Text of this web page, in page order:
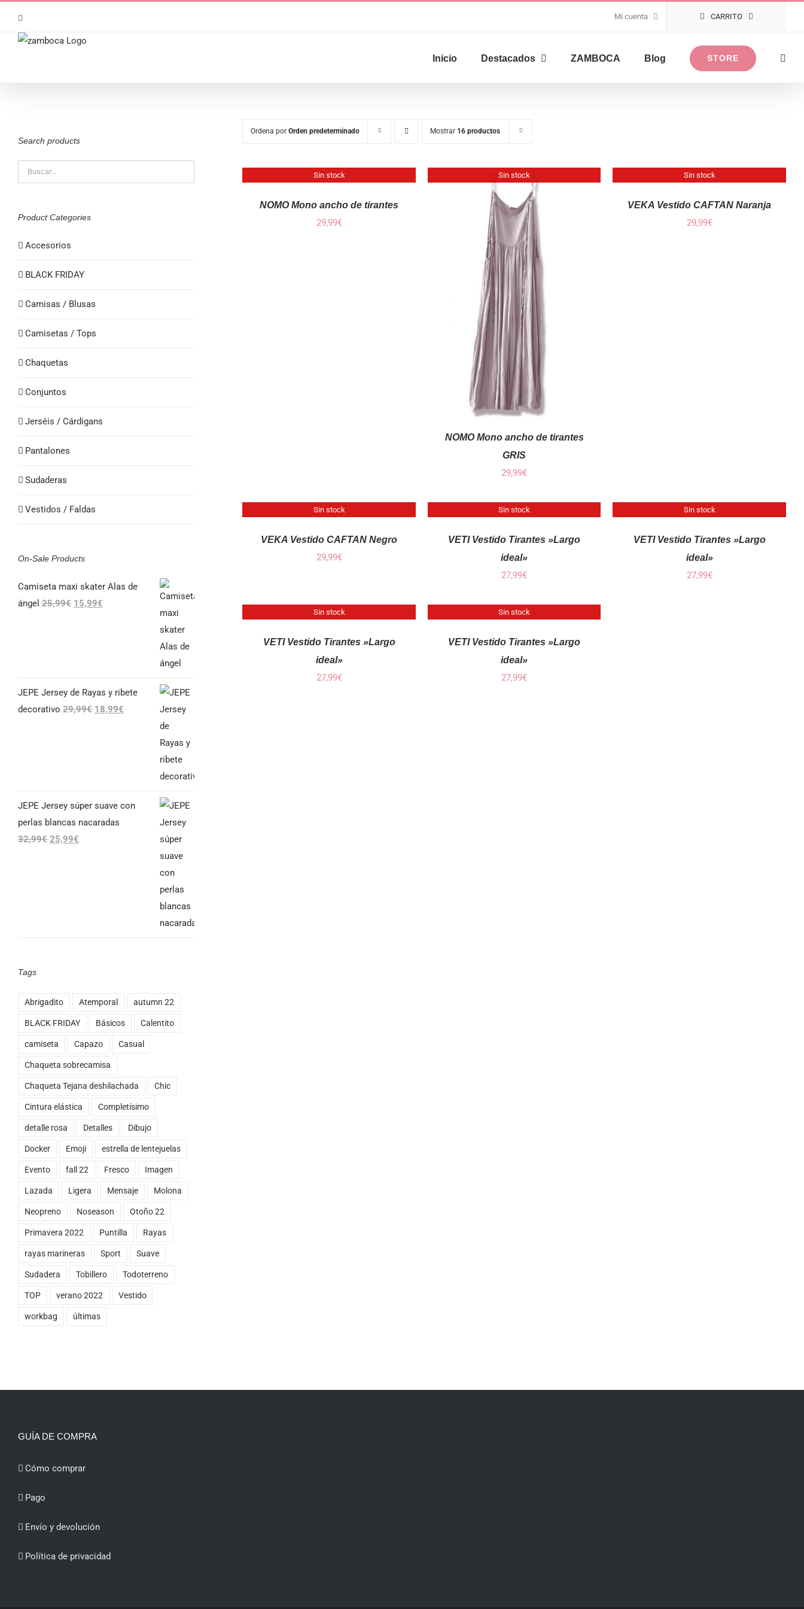
contenido
Mi cuenta CARRITO
Inicio Destacados ZAMBOCA Blog STORE
Ordena porOrden predeterminado Mostrar 16 productos
Sin stock
VIEW
NOMO Mono ancho de tirantes
29,99€
Sin stock
NOMO Mono ancho de tirantes
GRIS
29,99€
Sin stock
VIEW
VEKA Vestido CAFTAN Naranja
29,99€
Sin stock
VIEW
VEKA Vestido CAFTAN Negro
29,99€
Sin stock
VIEW
VETI Vestido Tirantes »Largo
ideal»
27,99€
Sin stock
VIEW
VETI Vestido Tirantes »Largo
ideal»
27,99€
Sin stock
VIEW
VETI Vestido Tirantes »Largo
ideal»
27,99€
Sin stock
VIEW
VETI Vestido Tirantes »Largo
ideal»
27,99€
Search products
Product Categories
Accesorios
BLACK FRIDAY
Camisas / Blusas
Camisetas / Tops
Chaquetas
Conjuntos
Jerséis / Cárdigans
Pantalones
Sudaderas
Vestidos / Faldas
On-Sale Products
Camiseta maxi skater Alas de
ángel 25,99€ El
15,99€
JEPE Jersey de Rayas y ribete
decorativo 29,99€ El
18,99€
JEPE Jersey súper suave con
perlas blancas nacaradas
32,99€ El
25,99€
Tags
Abrigadito Atemporal autumn 22
BLACK FRIDAY Básicos Calentito
camiseta Capazo Casual
Chaqueta sobrecamisa
Chaqueta Tejana deshilachada Chic
Cintura elástica Completísimo
detalle rosa Detalles Dibujo
Docker Emoji estrella de lentejuelas
Evento fall 22 Fresco Imagen
Lazada Ligera Mensaje Molona
Neopreno Noseason Otoño 22
Primavera 2022 Puntilla Rayas
rayas marineras Sport Suave
Sudadera Tobillero Todoterreno
TOP verano 2022 Vestido
workbag últimas
GUÍA DE COMPRA
Cómo comprar
Pago
Envío y devolución
Política de privacidad